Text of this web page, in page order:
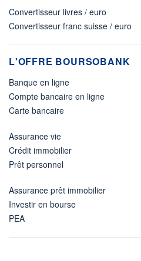
Convertisseur livres / euro
Convertisseur franc suisse / euro
L'OFFRE BOURSOBANK
Banque en ligne
Compte bancaire en ligne
Carte bancaire
Assurance vie
Crédit immobilier
Prêt personnel
Assurance prêt immobilier
Investir en bourse
PEA